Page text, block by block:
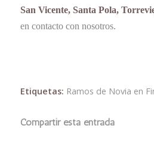
San Vicente, Santa Pola,
en contacto con nosotros.
Etiquetas: Ramos de Novia en
Compartir esta entrada